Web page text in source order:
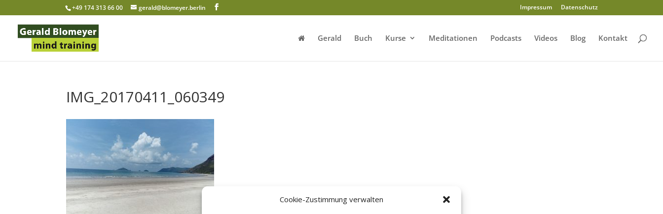
Cookie-Zustimmung verwalten
+49 174 313 66 00 gerald@blomeyer.berlin Impressum Datenschutz
Gerald Buch Kurse Meditationen Podcasts Videos Blog Kontakt
IMG_20170411_060349